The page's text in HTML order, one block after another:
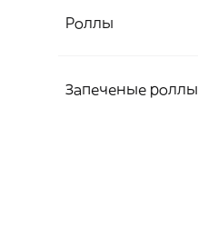
Роллы
Запеченые роллы